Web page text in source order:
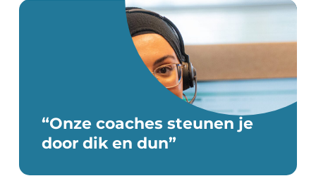
“Onze coaches steunen je
door dik en dun”